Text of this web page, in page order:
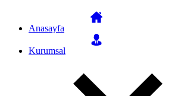
Anasayfa
Kurumsal